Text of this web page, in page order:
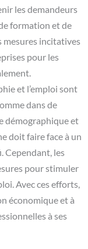
les demandeurs
formation et de
mesures incitatives
pour les
et l’emploi sont
dans de
démographique et
doit faire face à un
Cependant, les
pour stimuler
Avec ces efforts,
économique et à
à ses